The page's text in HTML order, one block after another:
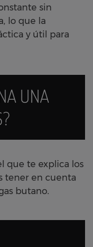
sin
lo que la
y útil para
UNA
que te explica los
tener en cuenta
butano.